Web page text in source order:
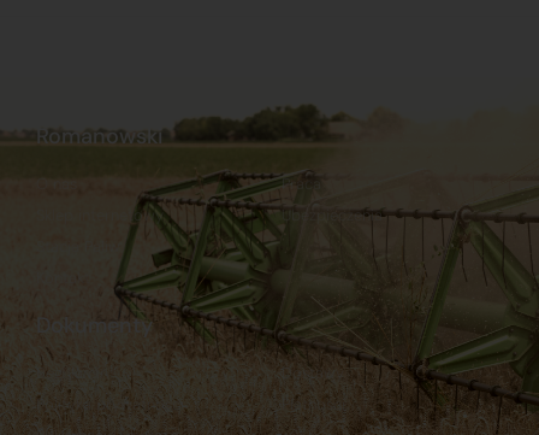
Dokumenty
Regulamin
Polityka prywatności
Dostawy
Płatności
Romanowski
Sklep internetowy
Praca
Ubezpieczenia